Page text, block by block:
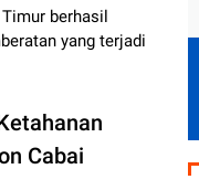
berhasil
yang terjadi
Cabai